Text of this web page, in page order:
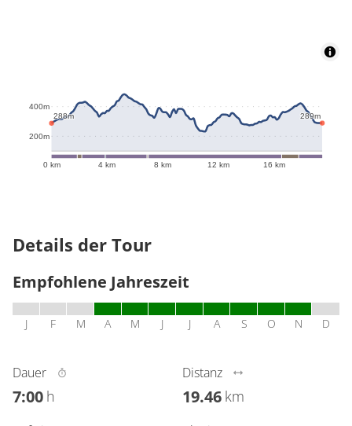
0 km 4 km 8 km 12 km 16 km
200m
400m
288m 289m
Details der Tour
Empfohlene Jahreszeit
J F M A M J J A S O N D
Dauer
7:00 h
Distanz
19.46 km